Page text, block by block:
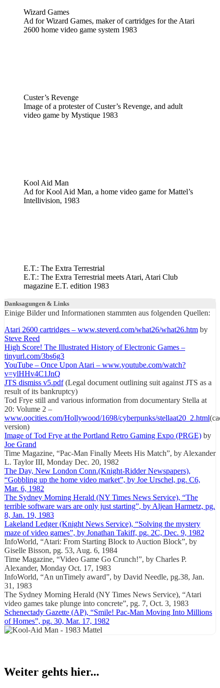
Wizard Games
Ad for Wizard Games, maker of cartridges for the Atari
2600 home video game system 1983
Custer’s Revenge
Image of a protester of Custer’s Revenge, and adult
video game by Mystique 1983
Kool Aid Man
Ad for Kool Aid Man, a home video game for Mattel’s
Intellivision, 1983
E.T.: The Extra Terrestrial
E.T.: The Extra Terrestrial meets Atari, Atari Club
magazine E.T. edition 1983
Danksagungen & Links
Einige Bilder und Informationen stammten aus folgenden Quellen:
Atari 2600 cartridges – www.steverd.com/what26/what26.htm by
Steve Reed
High Score! The Illustrated History of Electronic Games –
tinyurl.com/3bs6g3
YouTube – Once Upon Atari – www.youtube.com/watch?
v=ylHHv4C1JnQ
JTS dismiss v5.pdf(Legal document outlining suit against JTS as a
result of its bankruptcy)
Tod Frye still and various information from documentary Stella at
20: Volume 2 –
www.oocities.com/Hollywood/1698/cyberpunks/stellaat20_2.html
version)
Image of Tod Frye at the Portland Retro Gaming Expo (PRGE) by
Joe Grand
Time Magazine, “Pac-Man Finally Meets His Match”, by Alexander
L. Taylor III, Monday Dec. 20, 1982
The Day, New London Conn.(Knight-Ridder Newspapers),
“Gobbling up the home video market”, by Joe Urschel, pg. C6,
Mar. 6, 1982
The Sydney Morning Herald (NY Times News Service), “The
terrible software wars are only just starting”, by Aljean Harmetz, pg.
8, Jan. 19, 1983
Lakeland Ledger (Knight News Service), “Solving the mystery
maze of video games”, by Jonathan Takiff, pg. 2C, Dec. 9, 1982
InfoWorld, “Atari: From Starting Block to Auction Block”, by
Giselle Bisson, pg. 53, Aug. 6, 1984
Time Magazine, “Video Game Go Crunch!”, by Charles P.
Alexander, Monday Oct. 17, 1983
InfoWorld, “An unTimely award”, by David Needle, pg.38, Jan.
31, 1983
The Sydney Morning Herald (NY Times News Service), “Atari
video games take plunge into concrete”, pg. 7, Oct. 3, 1983
Schenectady Gazette (AP), “Smile! Pac-Man Moving Into Millions
of Homes”, pg. 30, Mar. 17, 1982
Weiter gehts hier...